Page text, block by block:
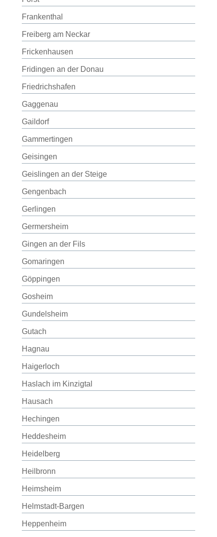
Frankenthal
Freiberg am Neckar
Frickenhausen
Fridingen an der Donau
Friedrichshafen
Gaggenau
Gaildorf
Gammertingen
Geisingen
Geislingen an der Steige
Gengenbach
Gerlingen
Germersheim
Gingen an der Fils
Gomaringen
Göppingen
Gosheim
Gundelsheim
Gutach
Hagnau
Haigerloch
Haslach im Kinzigtal
Hausach
Hechingen
Heddesheim
Heidelberg
Heilbronn
Heimsheim
Helmstadt-Bargen
Heppenheim